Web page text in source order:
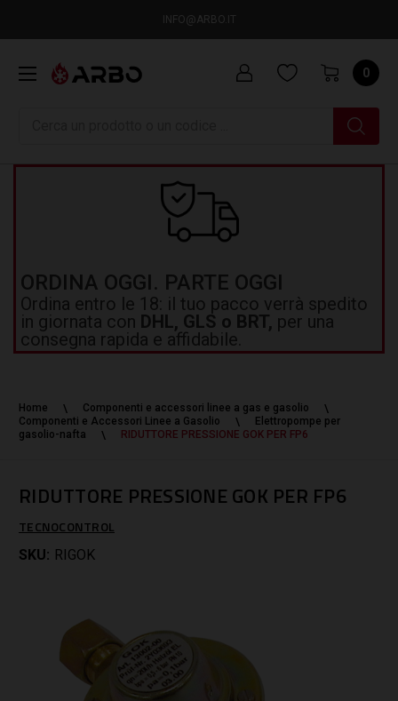
INFO@ARBO.IT
0
ORDINA OGGI. PARTE OGGI
Ordina entro le 18: il tuo pacco verrà spedito
in giornata con DHL, GLS o BRT, per una
consegna rapida e affidabile.
Home
Componenti e accessori linee a gas e gasolio
Componenti e Accessori Linee a Gasolio
Elettropompe per
gasolio-nafta
RIDUTTORE PRESSIONE GOK PER FP6
RIDUTTORE PRESSIONE GOK PER FP6
TECNOCONTROL
SKU: RIGOK